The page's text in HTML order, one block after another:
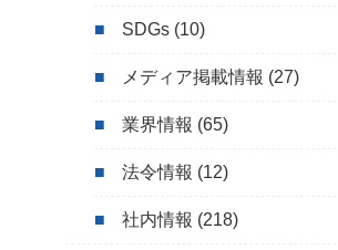
SDGs (10)
メディア掲載情報 (27)
業界情報 (65)
法令情報 (12)
社内情報 (218)